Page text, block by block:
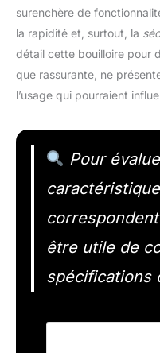
surenchère de
la rapidité et, surtout, la
détail cette bouilloire pour
que rassurante, ne
l’usage qui pourraient
Pour
être utile de
spécifications